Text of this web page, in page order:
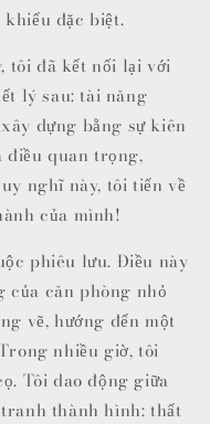
đặc biệt.
tôi đã kết nối lại với
lý sau: tài năng
dựng bằng sự kiên
quan trọng,
nghĩ này, tôi tiến về
của mình!
phiêu lưu. Điều này
của căn phòng nhỏ
vẽ, hướng đến một
nhiều giờ, tôi
Tôi dao động giữa
thành hình: thất